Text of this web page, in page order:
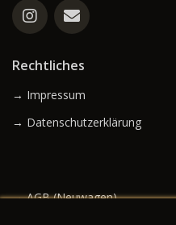
Rechtliches
→ Impressum
→ Datenschutzerklärung
→ AGB (Neuwagen)